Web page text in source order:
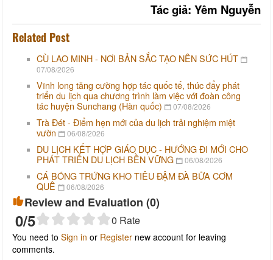
Tác giả: Yêm Nguyễn
Related Post
CÙ LAO MINH - NƠI BẢN SẮC TẠO NÊN SỨC HÚT
07/08/2026
Vĩnh long tăng cường hợp tác quốc tế, thúc đẩy phát
triển du lịch qua chương trình làm việc với đoàn công
tác huyện Sunchang (Hàn quốc)
07/08/2026
Trà Đét - Điểm hẹn mới của du lịch trải nghiệm miệt
vườn
06/08/2026
DU LỊCH KẾT HỢP GIÁO DỤC - HƯỚNG ĐI MỚI CHO
PHÁT TRIỂN DU LỊCH BỀN VỮNG
06/08/2026
CÁ BÓNG TRỨNG KHO TIÊU ĐẬM ĐÀ BỮA CƠM
QUÊ
06/08/2026
Review and Evaluation (0)
0/5 0 Rate
You need to Sign in or Register new account for leaving
comments.